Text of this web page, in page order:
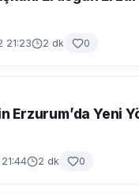
21:23 2 dk 0
Erzurum’da Yeni
2 dk 0